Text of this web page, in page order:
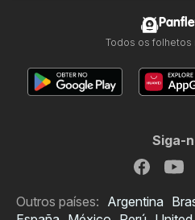
Todos os folhetos
Siga-
Outros países: Argentina